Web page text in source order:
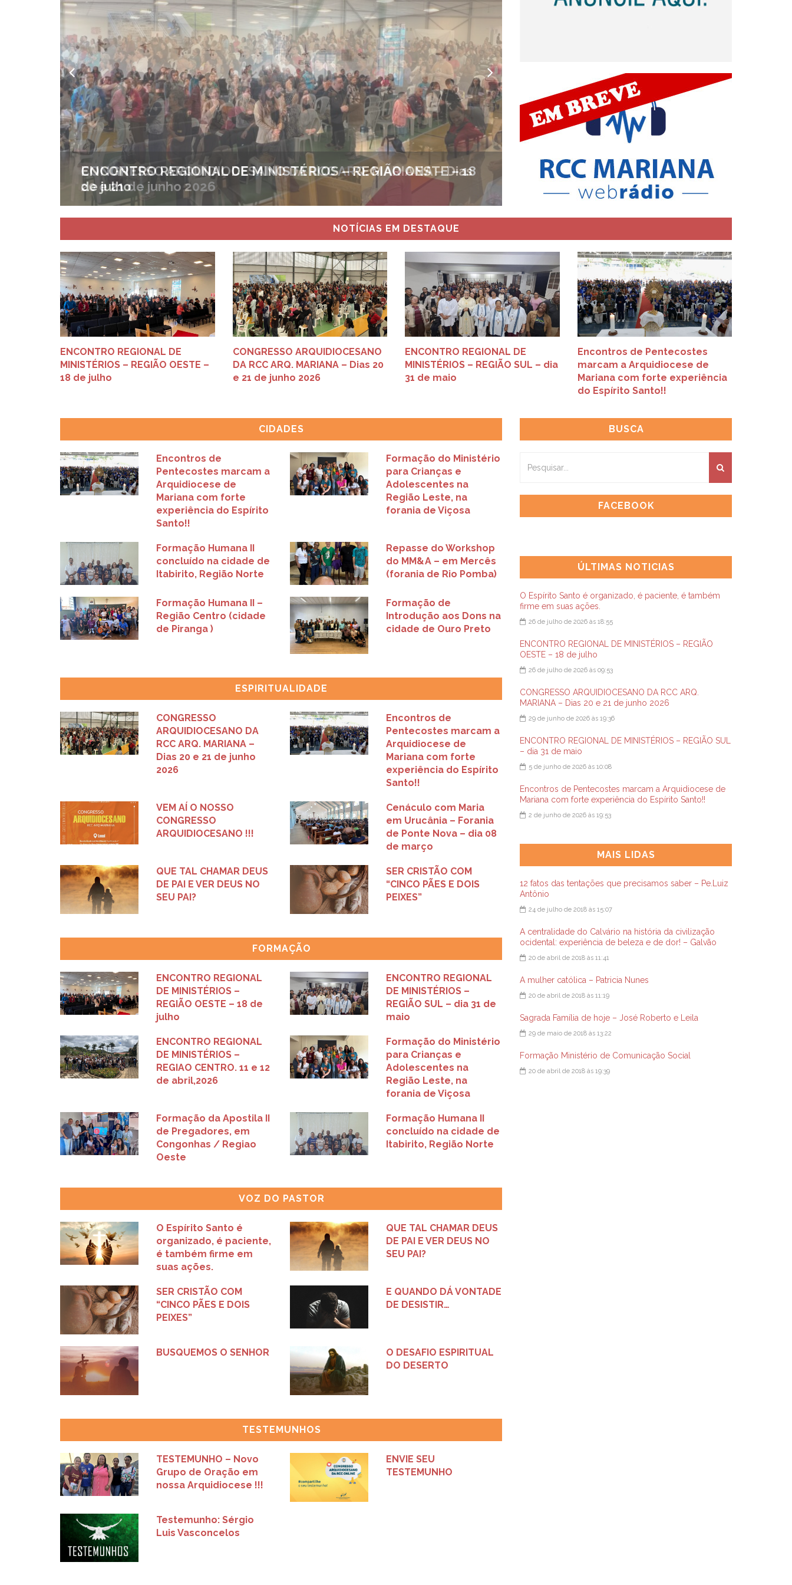
CONGRESSO ARQUIDIOCESANO DA RCC ARQ. MARIANA – Dias
20 e 21 de junho 2026
ENCONTRO REGIONAL DE MINISTÉRIOS
NOTÍCIAS EM DESTAQUE
ENCONTRO REGIONAL DE
MINISTÉRIOS – REGIÃO OESTE –
18 de julho
CONGRESSO ARQUIDIOCESANO
DA RCC ARQ. MARIANA – Dias 20
e 21 de junho 2026
ENCONTRO REGIONAL DE
MINISTÉRIOS – REGIÃO SUL – dia
31 de maio
Encontros de Pentecostes
marcam a Arquidiocese de
Mariana com forte experiência
do Espírito Santo!!
CIDADES
Encontros de
Pentecostes marcam a
Arquidiocese de
Mariana com forte
experiência do Espírito
Santo!!
Formação do Ministério
para Crianças e
Adolescentes na
Região Leste, na
forania de Viçosa
Formação Humana II
concluído na cidade de
Itabirito, Região Norte
Repasse do Workshop
do MM&A – em Mercês
(forania de Rio Pomba)
Formação Humana II –
Região Centro (cidade
de Piranga )
Formação de
Introdução aos Dons na
cidade de Ouro Preto
ESPIRITUALIDADE
CONGRESSO
ARQUIDIOCESANO DA
RCC ARQ. MARIANA –
Dias 20 e 21 de junho
2026
Encontros de
Pentecostes marcam a
Arquidiocese de
Mariana com forte
experiência do Espírito
Santo!!
VEM AÍ O NOSSO
CONGRESSO
ARQUIDIOCESANO !!!
Cenáculo com Maria
em Urucânia – Forania
de Ponte Nova – dia 08
de março
QUE TAL CHAMAR DEUS
DE PAI E VER DEUS NO
SEU PAI?
SER CRISTÃO COM
“CINCO PÃES E DOIS
PEIXES”
FORMAÇÃO
ENCONTRO REGIONAL
DE MINISTÉRIOS –
REGIÃO OESTE – 18 de
julho
ENCONTRO REGIONAL
DE MINISTÉRIOS –
REGIÃO SUL – dia 31 de
maio
ENCONTRO REGIONAL
DE MINISTÉRIOS –
REGIAO CENTRO. 11 e 12
de abril,2026
Formação do Ministério
para Crianças e
Adolescentes na
Região Leste, na
forania de Viçosa
Formação da Apostila II
de Pregadores, em
Congonhas / Regiao
Oeste
Formação Humana II
concluído na cidade de
Itabirito, Região Norte
VOZ DO PASTOR
O Espírito Santo é
organizado, é paciente,
é também firme em
suas ações.
QUE TAL CHAMAR DEUS
DE PAI E VER DEUS NO
SEU PAI?
SER CRISTÃO COM
“CINCO PÃES E DOIS
PEIXES”
E QUANDO DÁ VONTADE
DE DESISTIR…
BUSQUEMOS O SENHOR
O DESAFIO ESPIRITUAL
DO DESERTO
TESTEMUNHOS
TESTEMUNHO – Novo
Grupo de Oração em
nossa Arquidiocese !!!
ENVIE SEU
TESTEMUNHO
Testemunho: Sérgio
Luis Vasconcelos
BUSCA
FACEBOOK
ÚLTIMAS NOTICIAS
O Espírito Santo é organizado, é paciente, é também
firme em suas ações.
26 de julho de 2026 às 18:55
ENCONTRO REGIONAL DE MINISTÉRIOS – REGIÃO
OESTE – 18 de julho
26 de julho de 2026 às 09:53
CONGRESSO ARQUIDIOCESANO DA RCC ARQ.
MARIANA – Dias 20 e 21 de junho 2026
29 de junho de 2026 às 19:36
ENCONTRO REGIONAL DE MINISTÉRIOS – REGIÃO SUL
– dia 31 de maio
5 de junho de 2026 às 10:08
Encontros de Pentecostes marcam a Arquidiocese de
Mariana com forte experiência do Espírito Santo!!
2 de junho de 2026 às 19:53
MAIS LIDAS
12 fatos das tentações que precisamos saber – Pe.Luiz
Antônio
24 de julho de 2018 às 15:07
A centralidade do Calvário na história da civilização
ocidental: experiência de beleza e de dor! – Galvão
20 de abril de 2018 às 11:41
A mulher católica – Patricia Nunes
20 de abril de 2018 às 11:19
Sagrada Família de hoje – José Roberto e Leila
29 de maio de 2018 às 13:22
Formação Ministério de Comunicação Social
20 de abril de 2018 às 19:39